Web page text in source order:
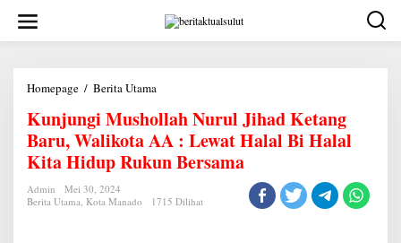
konten
Homepage / Berita Utama
Nurul
Jihad
Ketang
Baru,
Walikota
:
Lewat
Kunjungi Mushollah Nurul Jihad Ketang
Baru, Walikota AA : Lewat Halal Bi Halal
Kita Hidup Rukun Bersama
Admin
Mei 30, 2024
Berita Utama, Kota Manado 1715 Dilihat